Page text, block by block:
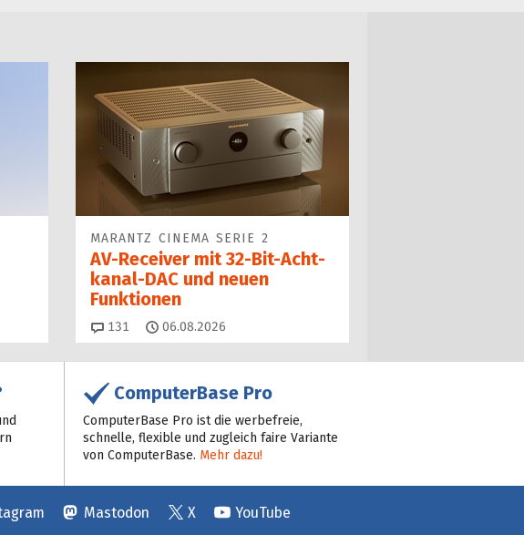
MARANTZ CINEMA SERIE 2
AV-Receiver mit 32-Bit-Acht­
kanal-DAC und neuen
Funktionen
131 Kommentare
06.08.2026
ComputerBase Pro
ComputerBase Pro ist die werbefreie,
schnelle, flexible und zugleich faire Variante
von ComputerBase. Mehr dazu!
Mastodon X YouTube